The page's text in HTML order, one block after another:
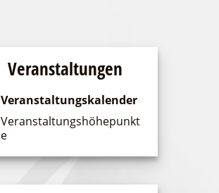
Veranstaltungen
Veranstaltungskalender
Veranstaltungshöhepunkt
e